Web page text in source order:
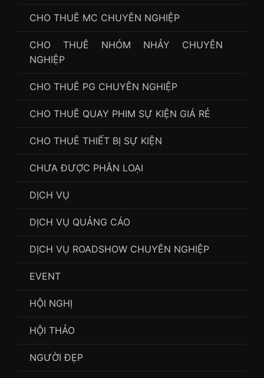
CHO THUÊ MC CHUYÊN NGHIỆP
CHO THUÊ NHÓM NHẢY CHUYÊN
NGHIỆP
CHO THUÊ PG CHUYÊN NGHIỆP
CHO THUÊ QUAY PHIM SỰ KIỆN GIÁ RẺ
CHO THUÊ THIẾT BỊ SỰ KIỆN
CHƯA ĐƯỢC PHÂN LOẠI
DỊCH VỤ
DỊCH VỤ QUẢNG CÁO
DỊCH VỤ ROADSHOW CHUYÊN NGHIỆP
EVENT
HỘI NGHỊ
HỘI THẢO
NGƯỜI ĐẸP